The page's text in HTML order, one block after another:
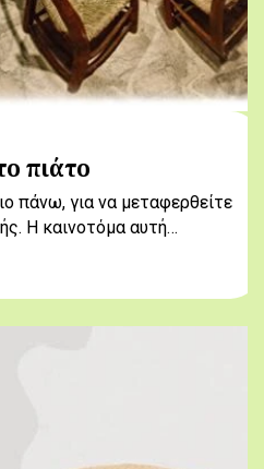
πιάτο
πάνω, για να μεταφερθείτε
Η καινοτόμα αυτή…